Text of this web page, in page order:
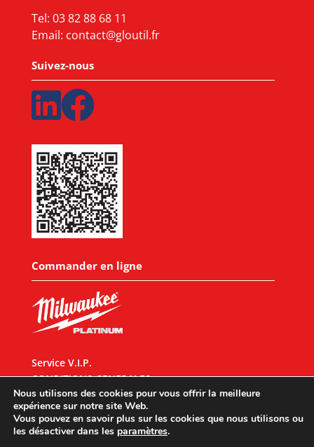
Tel: 03 82 88 68 11
Email: contact@gloutil.fr
Suivez-nous
Commander en ligne
Service V.I.P.
CONDITIONS GENERALES
Nous utilisons des cookies pour vous offrir la meilleure
expérience sur notre site Web.
Vous pouvez en savoir plus sur les cookies que nous utilisons ou
les désactiver dans les paramètres.